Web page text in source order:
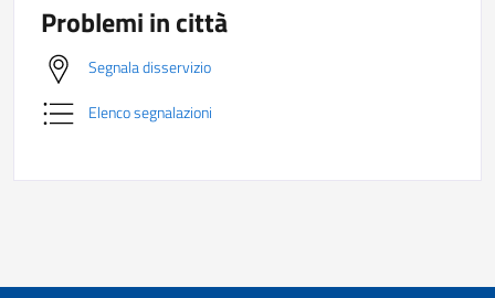
Problemi in città
Segnala disservizio
Elenco segnalazioni